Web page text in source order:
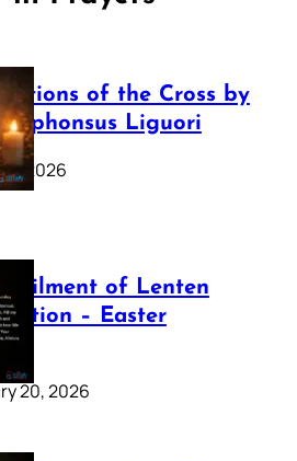
of the Cross by
Alphonsus Liguori
2026
of Lenten
– Easter
20, 2026